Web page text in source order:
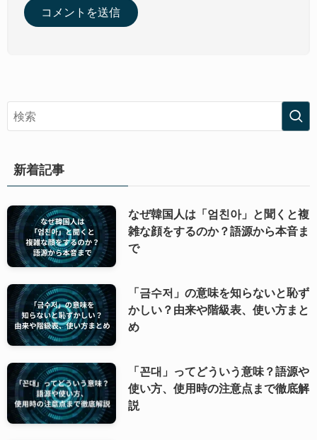
新着記事
なぜ韓国人は「엄친아」と聞くと複
雑な顔をするのか？語源から本音ま
で
「금수저」の意味を知らないと恥ず
かしい？由来や階級表、使い方まと
め
「꼰대」ってどういう意味？語源や
使い方、使用時の注意点まで徹底解
説